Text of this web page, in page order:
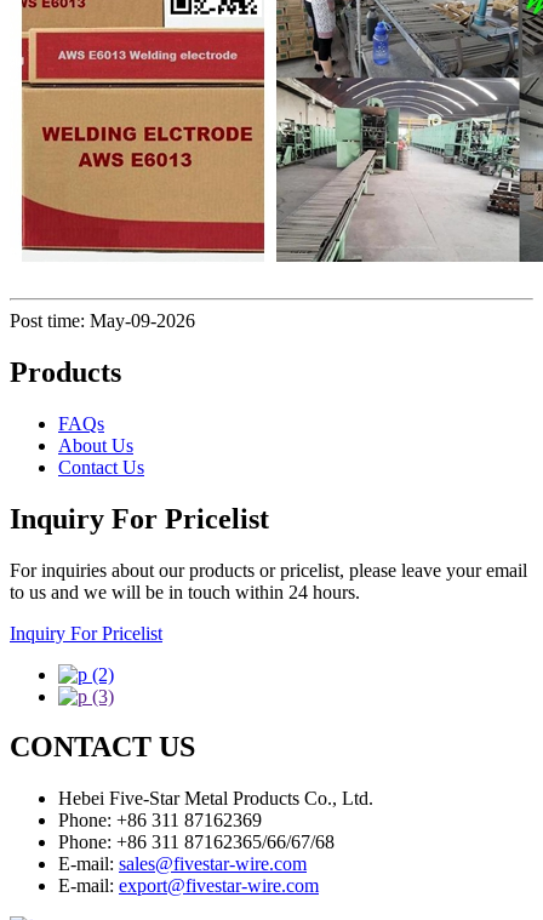
Post time: May-09-2026
Products
FAQs
About Us
Contact Us
Inquiry For Pricelist
For inquiries about our products or pricelist, please leave your email
to us and we will be in touch within 24 hours.
Inquiry For Pricelist
CONTACT US
Hebei Five-Star Metal Products Co., Ltd.
Phone: +86 311 87162369
Phone: +86 311 87162365/66/67/68
E-mail: sales@fivestar-wire.com
E-mail: export@fivestar-wire.com